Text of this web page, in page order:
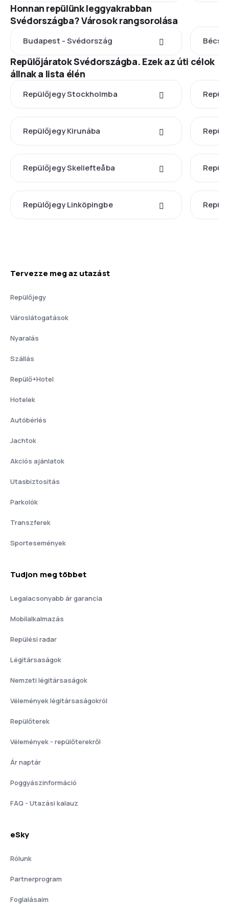
Honnan repülünk leggyakrabban
Svédországba? Városok rangsorolása
Budapest - Svédország Bécs
Repülőjáratok Svédországba. Ezek az úti célok
állnak a lista élén
Repülőjegy Stockholmba
Repülőjegy Kirunába
Repülőjegy Skellefteåba
Repülőjegy Linköpingbe
Tervezze meg az utazást
Repülőjegy
Városlátogatások
Nyaralás
Szállás
Repülő+Hotel
Hotelek
Autóbérlés
Jachtok
Akciós ajánlatok
Utasbiztositás
Parkolók
Transzferek
Sportesemények
Tudjon meg többet
Legalacsonyabb ár garancia
Mobilalkalmazás
Repülési radar
Légitársaságok
Nemzeti légitársaságok
Vélemények légitársaságokról
Repülőterek
Vélemények - repülőterekről
Ár naptár
Poggyászinformáció
FAQ - Utazási kalauz
eSky
Rólunk
Partnerprogram
Foglalásaim